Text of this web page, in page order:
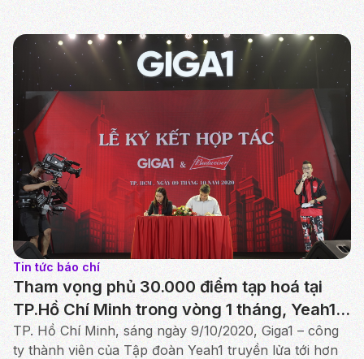
Tin tức báo chí
Tham vọng phủ 30.000 điểm tạp hoá tại
TP.Hồ Chí Minh trong vòng 1 tháng, Yeah1
lộ diện “đứa con Bán lẻ 4.0” – Giga1
TP. Hồ Chí Minh, sáng ngày 9/10/2020, Giga1 – công
ty thành viên của Tập đoàn Yeah1 truyền lửa tới hơn